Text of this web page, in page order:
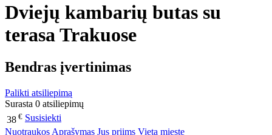
Dviejų kambarių butas su
terasa Trakuose
Bendras įvertinimas
Palikti atsiliepimą
Surasta 0 atsiliepimų
38 € Susisiekti
Nuotraukos Aprašymas Jus priims Vieta mieste